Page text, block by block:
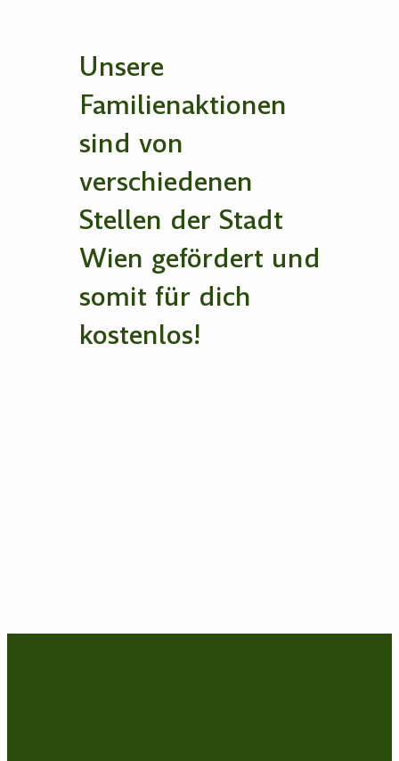
Unsere
Familienaktionen
sind von
verschiedenen
Stellen der Stadt
Wien gefördert und
somit für dich
kostenlos!